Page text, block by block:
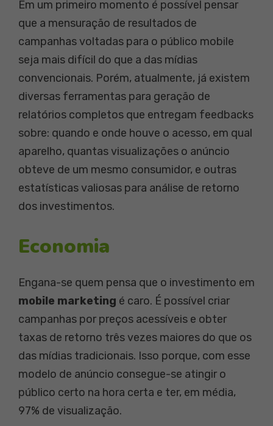
Em um primeiro momento é possível pensar
que a mensuração de resultados de
campanhas voltadas para o público mobile
seja mais difícil do que a das mídias
convencionais. Porém, atualmente, já existem
diversas ferramentas para geração de
relatórios completos que entregam feedbacks
sobre: quando e onde houve o acesso, em qual
aparelho, quantas visualizações o anúncio
obteve de um mesmo consumidor, e outras
estatísticas valiosas para análise de retorno
dos investimentos.
Economia
Engana-se quem pensa que o investimento em
mobile marketing é caro. É possível criar
campanhas por preços acessíveis e obter
taxas de retorno três vezes maiores do que os
das mídias tradicionais. Isso porque, com esse
modelo de anúncio consegue-se atingir o
público certo na hora certa e ter, em média,
97% de visualização.